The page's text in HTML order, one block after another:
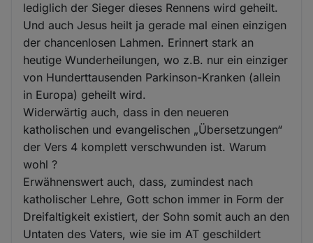
lediglich der Sieger dieses Rennens wird geheilt.
Und auch Jesus heilt ja gerade mal einen einzigen
der chancenlosen Lahmen. Erinnert stark an
heutige Wunderheilungen, wo z.B. nur ein einziger
von Hunderttausenden Parkinson-Kranken (allein
in Europa) geheilt wird.
Widerwärtig auch, dass in den neueren
katholischen und evangelischen „Übersetzungen“
der Vers 4 komplett verschwunden ist. Warum
wohl ?
Erwähnenswert auch, dass, zumindest nach
katholischer Lehre, Gott schon immer in Form der
Dreifaltigkeit existiert, der Sohn somit auch an den
Untaten des Vaters, wie sie im AT geschildert